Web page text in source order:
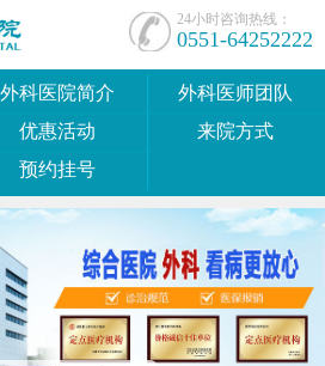
24小时咨询热线：
0551-64252222
外科医院简介
外科医师团队
优惠活动
来院方式
预约挂号